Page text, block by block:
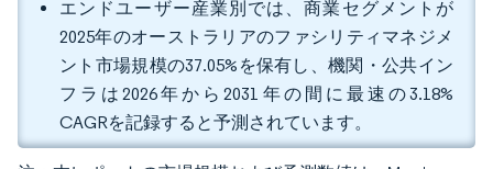
エンドユーザー産業別では、商業セグメントが
2025年のオーストラリアのファシリティマネジメ
ント市場規模の37.05%を保有し、機関・公共イン
フラは2026年から2031年の間に最速の3.18%
CAGRを記録すると予測されています。